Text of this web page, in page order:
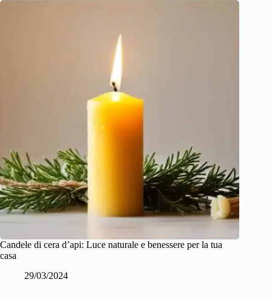
Candele di cera d’api: Luce naturale e benessere per la tua
casa
29/03/2024